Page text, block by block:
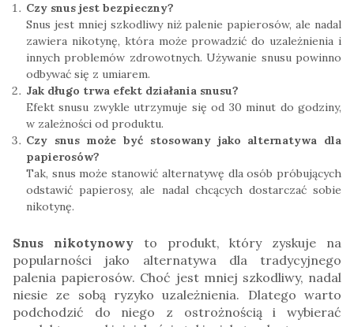
Czy snus jest bezpieczny?
Snus jest mniej szkodliwy niż palenie papierosów, ale nadal
zawiera nikotynę, która może prowadzić do uzależnienia i
innych problemów zdrowotnych. Używanie snusu powinno
odbywać się z umiarem.
Jak długo trwa efekt działania snusu?
Efekt snusu zwykle utrzymuje się od 30 minut do godziny,
w zależności od produktu.
Czy snus może być stosowany jako alternatywa dla
papierosów?
Tak, snus może stanowić alternatywę dla osób próbujących
odstawić papierosy, ale nadal chcących dostarczać sobie
nikotynę.
Snus nikotynowyto produkt, który zyskuje na
popularności jako alternatywa dla tradycyjnego
palenia papierosów. Choć jest mniej szkodliwy, nadal
niesie ze sobą ryzyko uzależnienia. Dlatego warto
podchodzić do niego z ostrożnością i wybierać